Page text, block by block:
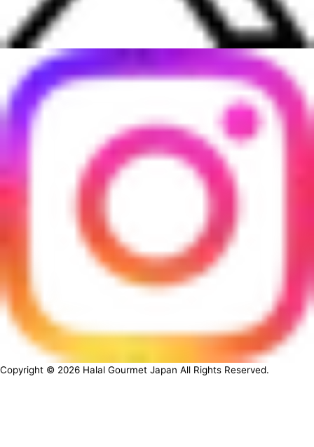
Copyright © 2026 Halal Gourmet Japan All Rights Reserved.